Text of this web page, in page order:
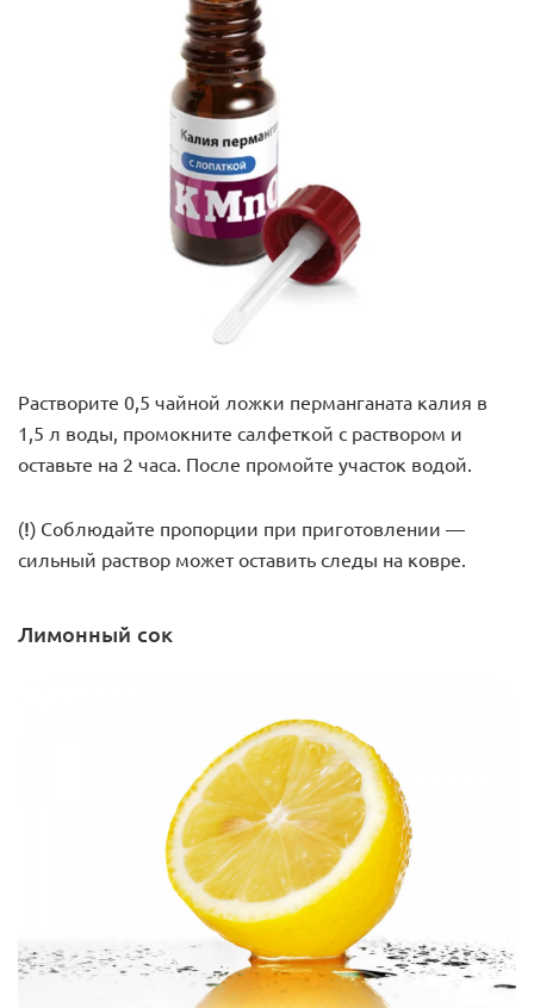
Растворите 0,5 чайной ложки перманганата калия в
1,5 л воды, промокните салфеткой с раствором и
оставьте на 2 часа. После промойте участок водой.
(!) Соблюдайте пропорции при приготовлении —
сильный раствор может оставить следы на ковре.
Лимонный сок